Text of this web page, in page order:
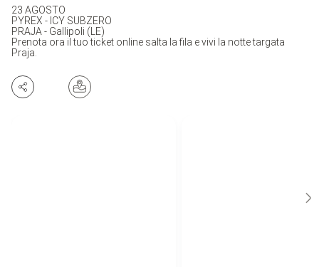
23 AGOSTO
PYREX - ICY SUBZERO
PRAJA - Gallipoli (LE)
Prenota ora il tuo ticket online salta la fila e vivi la notte targata
Praja.